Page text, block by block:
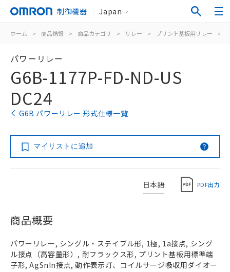
制御機器 Japan
ホーム > 商品情報 > 商品カテゴリ > リレー > プリント基板用リレー >
パワーリレー
G6B-1177P-FD-ND-US
DC24
G6B パワーリレー 形式仕様一覧
マイリストに追加
日本語 PDF出力
商品概要
パワーリレー, シングル・ステイブル形, 1極, 1a接点, シング
ル接点（高容量形）, 耐フラックス形, プリント基板用標準端
子形, AgSnIn接点, 動作表示灯、コイルサージ吸収用ダイオー